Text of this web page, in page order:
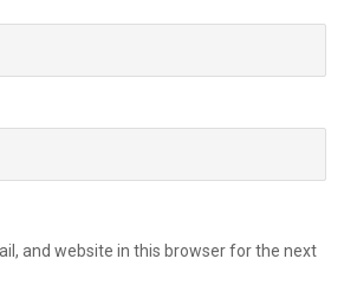
and website in this browser for the next